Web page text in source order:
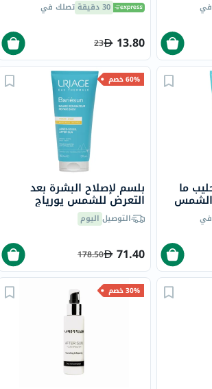
30 دقيقة تصلك في
13.80
23
ما
الشمس
المهدئ والمعزز للتسمير 200
60% خصم
بلسم لإصلاح البشرة بعد
التعرض للشمس يورياج
باريسون - 150 مل
التوصيل اليوم
71.40
178.50
30% خصم